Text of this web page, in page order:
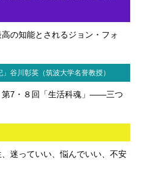
の知能とされるジョン・フォ
」谷川彰英（筑波大学名誉教授）
第7・８回「生活科魂」――三つ
迷っていい、悩んでいい、不安